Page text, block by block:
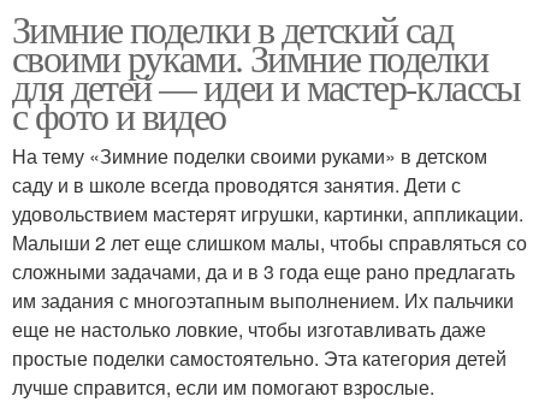
Зимние поделки в детский сад
своими руками. Зимние поделки
для детей — идеи и мастер-классы
с фото и видео
На тему «Зимние поделки своими руками» в детском
саду и в школе всегда проводятся занятия. Дети с
удовольствием мастерят игрушки, картинки, аппликации.
Малыши 2 лет еще слишком малы, чтобы справляться со
сложными задачами, да и в 3 года еще рано предлагать
им задания с многоэтапным выполнением. Их пальчики
еще не настолько ловкие, чтобы изготавливать даже
простые поделки самостоятельно. Эта категория детей
лучше справится, если им помогают взрослые.